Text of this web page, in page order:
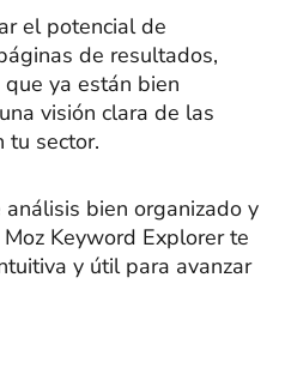
el potencial de
de resultados,
ya están bien
visión clara de las
tu sector.
bien organizado y
Keyword Explorer te
y útil para avanzar